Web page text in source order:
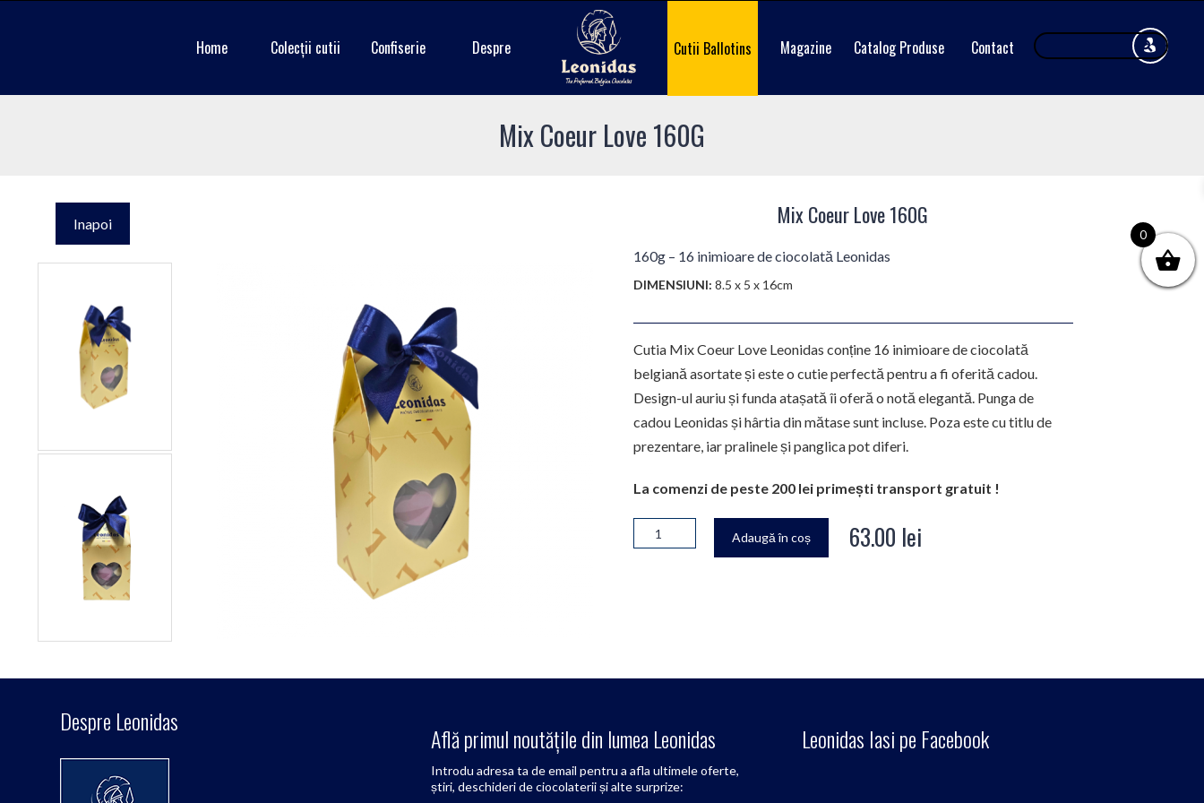
Home Colecții cutii Confiserie Despre Cutii Ballotins Magazine Catalog Produse Contact
Mix Coeur Love 160G
Inapoi Mix Coeur Love 160G
160g – 16 inimioare de ciocolată Leonidas
DIMENSIUNI: 8.5 x 5 x 16cm
Cutia Mix Coeur Love Leonidas conține 16 inimioare de ciocolată
belgiană asortate și este o cutie perfectă pentru a fi oferită cadou.
Design-ul auriu și funda atașată îi oferă o notă elegantă. Punga de
cadou Leonidas și hârtia din mătase sunt incluse. Poza este cu titlu de
prezentare, iar pralinele și panglica pot diferi.
La comenzi de peste 200 lei primești transport gratuit !
Adaugă în coș 63.00 lei
Despre Leonidas
Află primul noutățile din lumea Leonidas
Introdu adresa ta de email pentru a afla ultimele oferte,
știri, deschideri de ciocolaterii și alte surprize:
Leonidas Iasi pe Facebook
0